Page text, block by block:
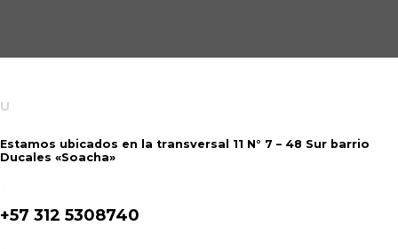
U
Estamos ubicados en la transversal 11 N° 7 – 48 Sur barrio
Ducales «Soacha»
+57 312 5308740